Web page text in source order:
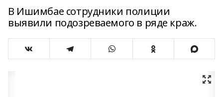
В Ишимбае сотрудники полиции
выявили подозреваемого в ряде краж.